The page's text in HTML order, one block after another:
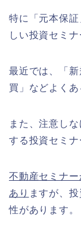
特に「元本保
しい投資セミ
最近では、「
買」などよくあ
また、注意し
する投資セミナ
不動産セミナ
あり ますが、
性があります。